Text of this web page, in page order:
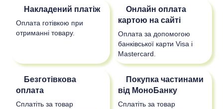
Накладений платіж
Оплата готівкою при
отриманні товару.
Онлайн оплата
картою на сайті
Оплата за допомогою
банківської карти Visa і
Mastercard.
Безготівкова
оплата
Сплатіть за товар
Покупка частинами
від МоноБанку
Сплатіть за товар